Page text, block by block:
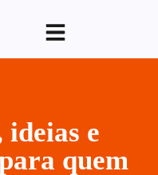
e
quem